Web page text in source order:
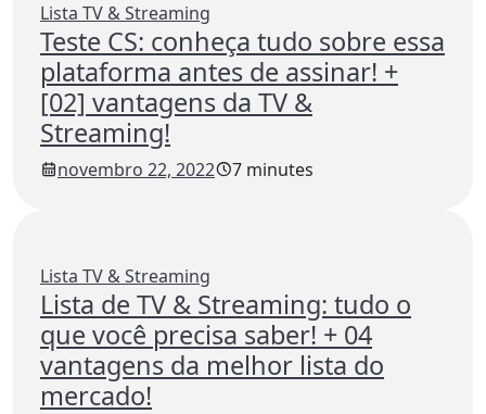
Lista TV & Streaming
Teste CS: conheça tudo sobre essa
plataforma antes de assinar! +
[02] vantagens da TV &
Streaming!
novembro 22, 2022 7 minutes
Lista TV & Streaming
Lista de TV & Streaming: tudo o
que você precisa saber! + 04
vantagens da melhor lista do
mercado!